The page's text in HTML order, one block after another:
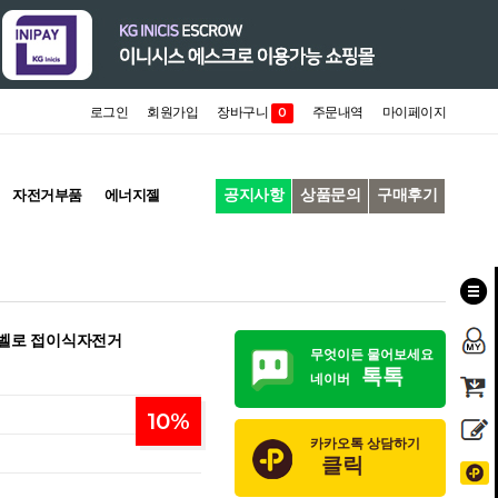
로그인 회원가입 장바구니 0 주문내역 마이페이지
자전거부품 에너지젤 공지사항 상품문의 구매후기
로 접이식자전거
10%
무엇이든 물어보세요
네이버
톡톡
카카오톡 상담하기
클릭